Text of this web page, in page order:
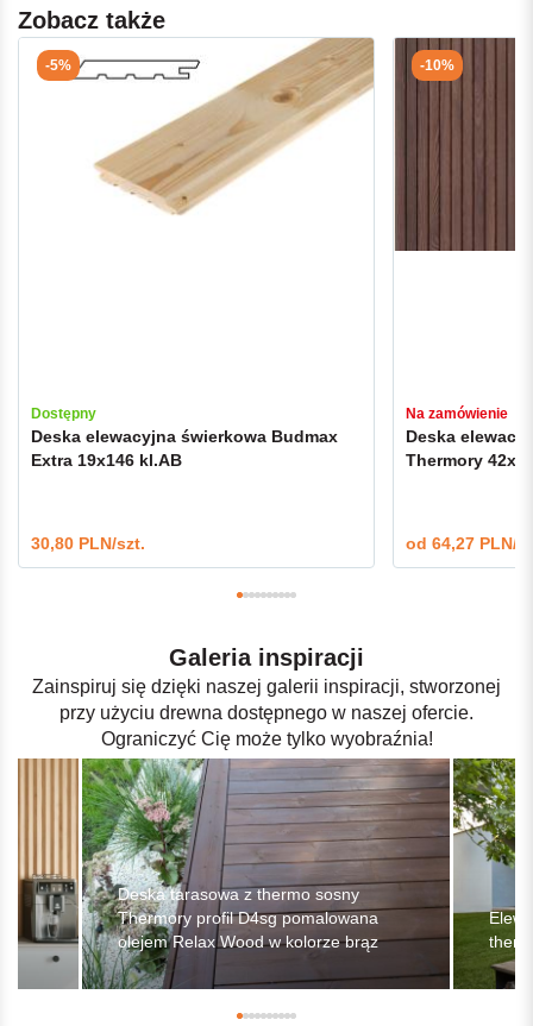
Zobacz także
-5%
Dostępny
Deska elewacyjna świerkowa Budmax
Extra 19x146 kl.AB
30,80 PLN/szt.
-10%
Na zamówienie
Deska
Thermory
od 64,27 PLN/
Galeria inspiracji
Zainspiruj się dzięki naszej galerii inspiracji, stworzonej
przy użyciu drewna dostępnego w naszej ofercie.
Ograniczyć Cię może tylko wyobraźnia!
Deska tarasowa z thermo sosny
Thermory profil D4sg pomalowana
olejem Relax Wood w kolorze brąz